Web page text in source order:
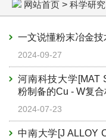
网站首页 > 科学研究
一文说懂粉末冶金技
2024-09-27
河南科技大学[MAT
粉制备的Cu - W复
2024-07-23
中南大学[J ALLOY